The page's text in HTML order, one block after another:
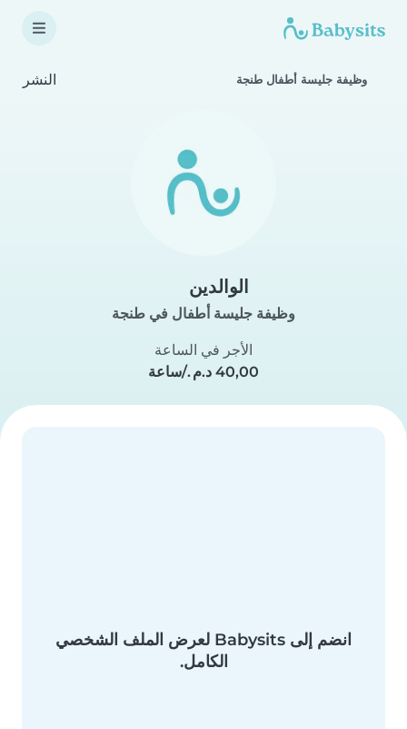
وظيفة جليسة أطفال طنجة النشر
الوالدين
وظيفة جليسة أطفال في طنجة
الأجر في الساعة
انضم إلى Babysits لعرض الملف الشخصي
الكامل.